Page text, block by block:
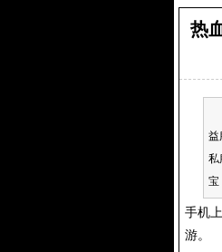
热
益
私
手机
游。